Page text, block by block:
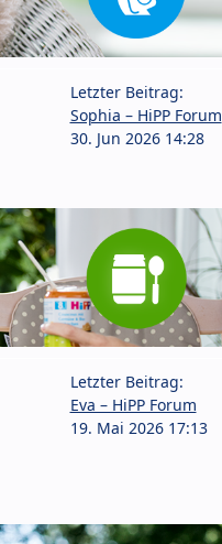
Letzter Beitrag:
Sophia – HiPP Forum
30. Jun 2026 14:28
Letzter Beitrag:
Eva – HiPP Forum
19. Mai 2026 17:13